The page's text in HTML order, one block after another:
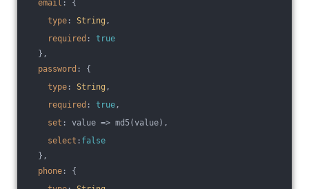
email : {
type : String ,
required : true
},
password : {
type : String ,
required : true,
set : value => md5(value),
select : false
},
phone : {